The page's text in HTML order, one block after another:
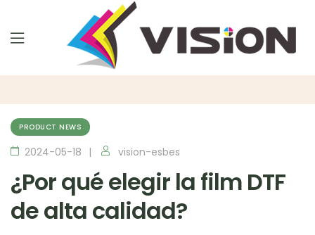
PRODUCT NEWS
2024-05-18 vision-esbes
¿Por qué elegir la film DTF
de alta calidad?